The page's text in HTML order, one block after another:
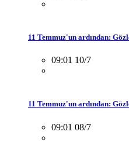
11 Temmuz'un ardından:
09:01 10/7
11 Temmuz'un ardından:
09:01 08/7